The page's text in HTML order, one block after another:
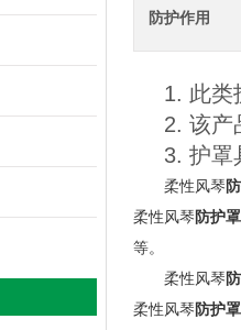
防护作用
1. 此类
2. 该产
3. 护罩
柔性风琴
柔性风琴防护罩
等。
柔性风琴
柔性风琴防护罩